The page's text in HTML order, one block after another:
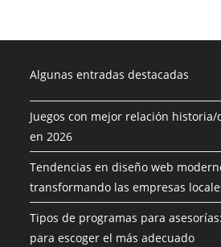
Algunas entradas destacadas
Juegos con mejor relación
en 2026
Tendencias en diseño web
transformando las empresas
Tipos de programas para
para escoger el más adecuado